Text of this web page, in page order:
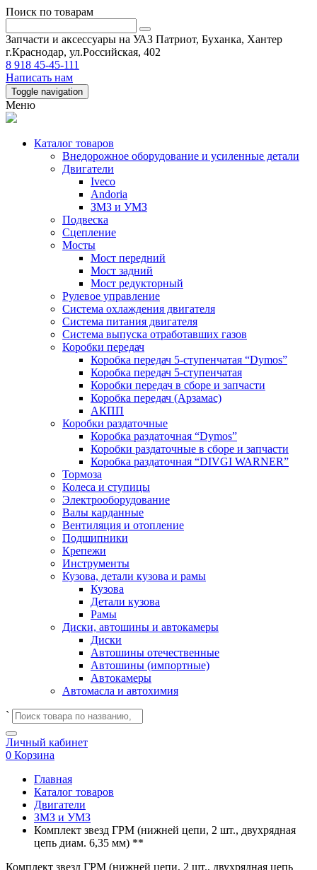
Поиск по товарам
Запчасти и аксессуары на УАЗ Патриот, Буханка, Хантер
г.Краснодар, ул.Российская, 402
8 918 45-45-111
Написать нам
Toggle navigation
Меню
Каталог товаров
Внедорожное оборудование и усиленные детали
Двигатели
Iveco
Andoria
ЗМЗ и УМЗ
Подвеска
Сцепление
Мосты
Мост передний
Мост задний
Мост редукторный
Рулевое управление
Система охлаждения двигателя
Система питания двигателя
Система выпуска отработавших газов
Коробки передач
Коробка передач 5-ступенчатая “Dymos”
Коробка передач 5-ступенчатая
Коробки передач в сборе и запчасти
Коробка передач (Арзамас)
АКПП
Коробки раздаточные
Коробка раздаточная “Dymos”
Коробки раздаточные в сборе и запчасти
Коробка раздаточная “DIVGI WARNER”
Тормоза
Колеса и ступицы
Электрооборудование
Валы карданные
Вентиляция и отопление
Подшипники
Крепежи
Инструменты
Кузова, детали кузова и рамы
Кузова
Детали кузова
Рамы
Диски, автошины и автокамеры
Диски
Автошины отечественные
Автошины (импортные)
Автокамеры
Автомасла и автохимия
`
Личный кабинет
0 Корзина
Главная
Каталог товаров
Двигатели
ЗМЗ и УМЗ
Комплект звезд ГРМ (нижней цепи, 2 шт., двухрядная
цепь диам. 6,35 мм) **
Комплект звезд ГРМ (нижней цепи, 2 шт., двухрядная цепь